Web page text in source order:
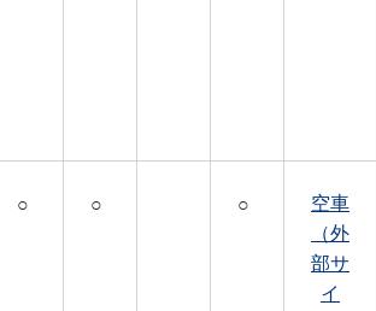
○ ○ ○
空車
（外
部サ
イ